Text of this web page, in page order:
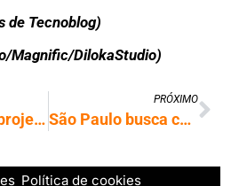
de Tecnoblog)
Magnific/DilokaStudio)
Governo veta projeto que flexibilizava direitos em primeiro emprego
PRÓXIMO
São Paulo busca contratação temporária de docentes para o Ensino Médio Técnico
Política de cookies